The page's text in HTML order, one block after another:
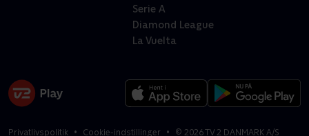
Serie A
Diamond League
La Vuelta
Privatlivspolitik Cookie-indstillinger © 2026TV 2 DANMARK A/S